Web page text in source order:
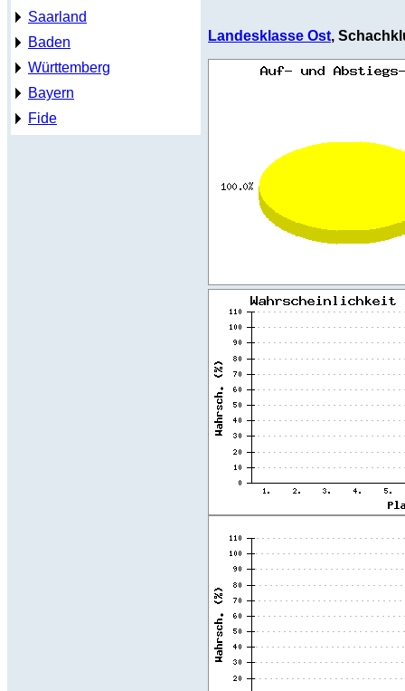
Saarland
Baden
Württemberg
Bayern
Fide
Landesklasse Ost,